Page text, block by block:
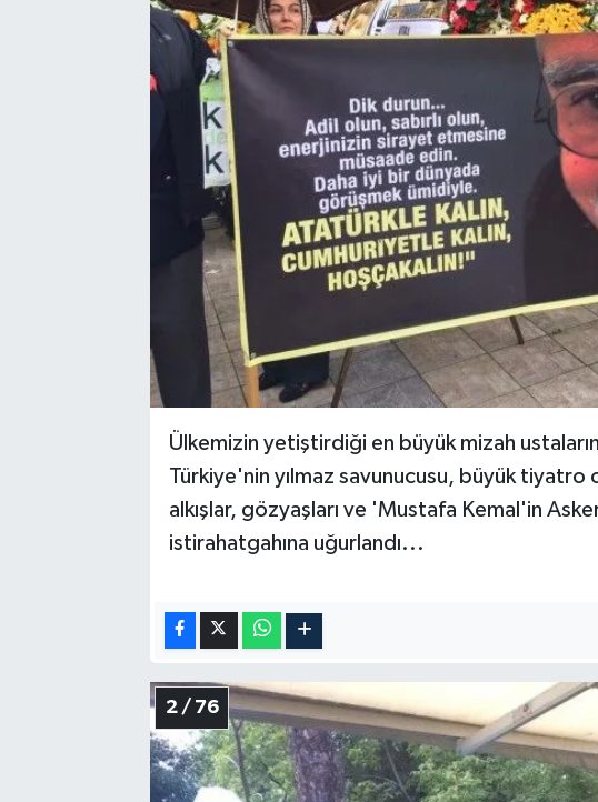
Ülkemizin yetiştirdiği en büyük mizah
Türkiye'nin yılmaz savunucusu, büyük tiyatro
alkışlar, gözyaşları ve 'Mustafa Kemal'in
istirahatgahına uğurlandı...
2 / 76